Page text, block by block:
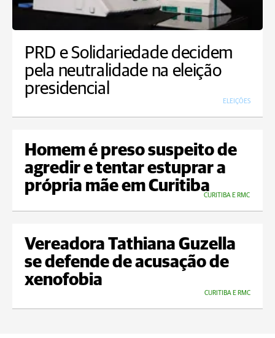
PRD e Solidariedade decidem
pela neutralidade na eleição
presidencial
ELEIÇÕES
Homem é preso suspeito de
agredir e tentar estuprar a
própria mãe em Curitiba
CURITIBA E RMC
Vereadora Tathiana Guzella
se defende de acusação de
xenofobia
CURITIBA E RMC